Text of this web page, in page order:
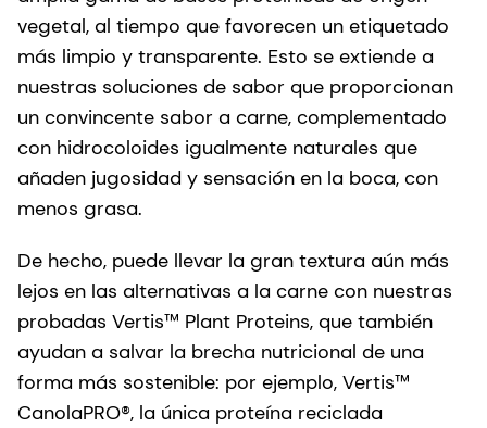
vegetal, al tiempo que favorecen un etiquetado
más limpio y transparente. Esto se extiende a
nuestras soluciones de sabor que proporcionan
un convincente sabor a carne, complementado
con hidrocoloides igualmente naturales que
añaden jugosidad y sensación en la boca, con
menos grasa.
De hecho, puede llevar la gran textura aún más
lejos en las alternativas a la carne con nuestras
probadas Vertis™ Plant Proteins, que también
ayudan a salvar la brecha nutricional de una
forma más sostenible: por ejemplo, Vertis™
CanolaPRO®, la única proteína reciclada